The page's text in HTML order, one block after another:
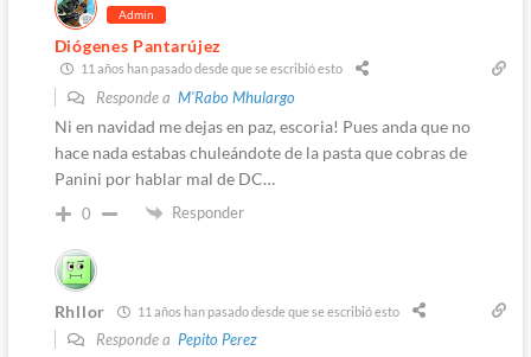
Admin
Diógenes Pantarújez
11 años han pasado desde que se escribió esto
Responde a M'Rabo Mhulargo
Ni en navidad me dejas en paz, escoria! Pues anda que no
hace nada estabas chuleándote de la pasta que cobras de
Panini por hablar mal de DC…
0 Responder
Rhllor 11 años han pasado desde que se escribió esto
Responde a Pepito Perez